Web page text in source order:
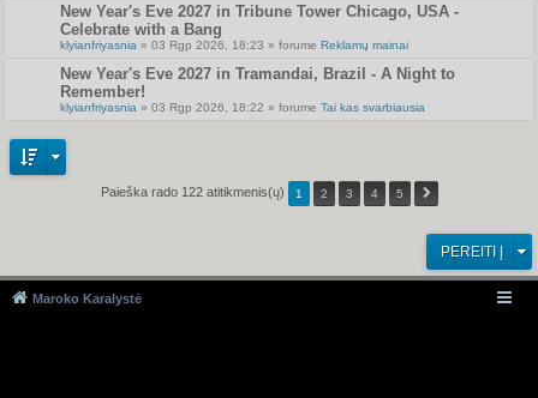
New Year's Eve 2027 in Tribune Tower Chicago, USA -
Celebrate with a Bang
klyianfriyasnia » 03 Rgp 2026, 18:23 » forume Reklamų mainai
New Year's Eve 2027 in Tramandai, Brazil - A Night to
Remember!
klyianfriyasnia » 03 Rgp 2026, 18:22 » forume Tai kas svarbiausia
Paieška rado 122 atitikmenis(ų) 1 2 3 4 5
PEREITI Į
Maroko Karalystė